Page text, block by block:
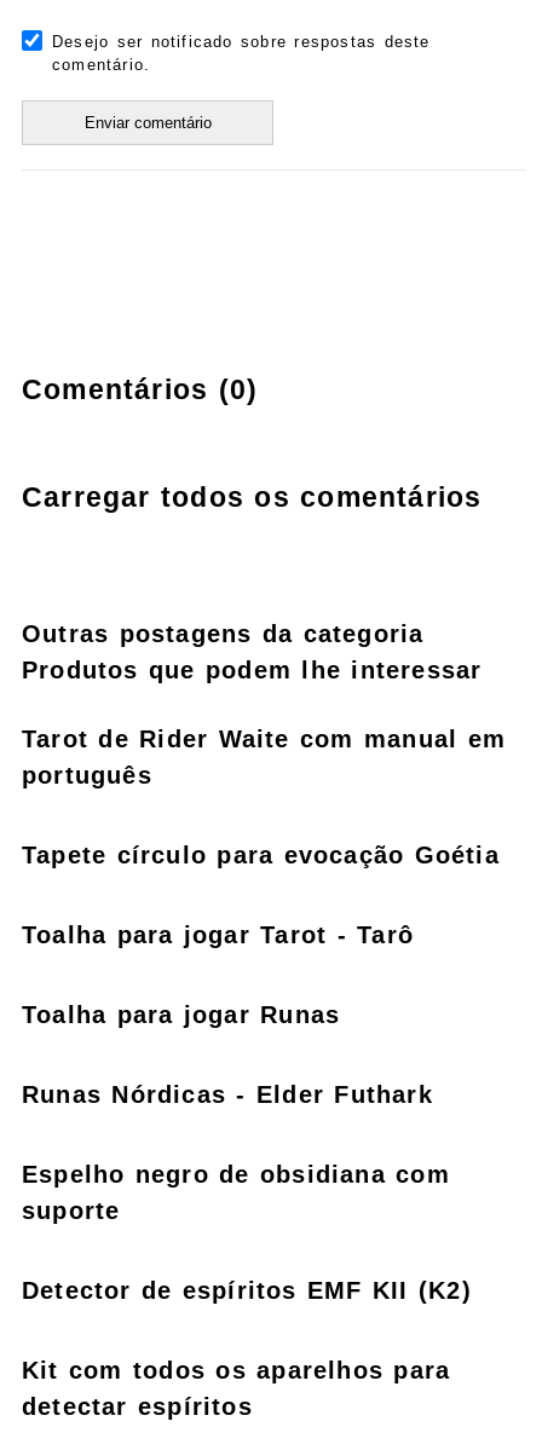
Desejo ser notificado sobre respostas deste
comentário.
Comentários (0)
Carregar todos os comentários
Outras postagens da categoria
Produtos que podem lhe interessar
Tarot de Rider Waite com manual em
português
Tapete círculo para evocação Goétia
Toalha para jogar Tarot - Tarô
Toalha para jogar Runas
Runas Nórdicas - Elder Futhark
Espelho negro de obsidiana com
suporte
Detector de espíritos EMF KII (K2)
Kit com todos os aparelhos para
detectar espíritos